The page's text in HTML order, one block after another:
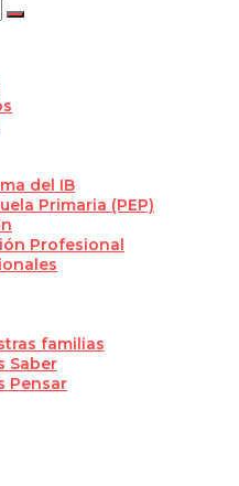
del IB
Primaria (PEP)
Profesional
familias
Saber
Pensar